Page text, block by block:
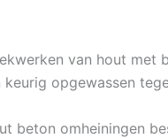
van hout met
opgewassen
beton omheiningen